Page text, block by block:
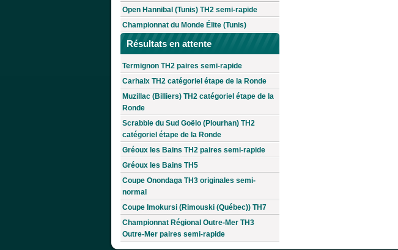
Open Hannibal (Tunis) TH2 semi-rapide
Championnat du Monde Élite (Tunis)
Résultats en attente
Termignon TH2 paires semi-rapide
Carhaix TH2 catégoriel étape de la Ronde
Muzillac (Billiers) TH2 catégoriel étape de la
Ronde
Scrabble du Sud Goëlo (Plourhan) TH2
catégoriel étape de la Ronde
Gréoux les Bains TH2 paires semi-rapide
Gréoux les Bains TH5
Coupe Onondaga TH3 originales semi-
normal
Coupe Imokursi (Rimouski (Québec)) TH7
Championnat Régional Outre-Mer TH3
Outre-Mer paires semi-rapide